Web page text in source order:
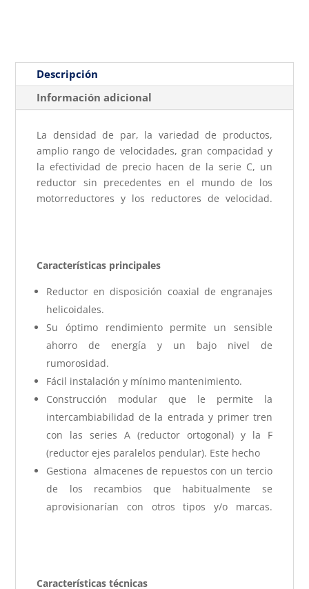
Descripción
Información adicional
La densidad de par, la variedad de productos,
amplio rango de velocidades, gran compacidad y
la efectividad de precio hacen de la serie C, un
reductor sin precedentes en el mundo de los
motorreductores y los reductores de velocidad.
Características principales
Reductor en disposición coaxial de engranajes
helicoidales.
Su óptimo rendimiento permite un sensible
ahorro de energía y un bajo nivel de
rumorosidad.
Fácil instalación y mínimo mantenimiento.
Construcción modular que le permite la
intercambiabilidad de la entrada y primer tren
con las series A (reductor ortogonal) y la F
(reductor ejes paralelos pendular). Este hecho
Gestiona almacenes de repuestos con un tercio
de los recambios que habitualmente se
aprovisionarían con otros tipos y/o marcas.
Características técnicas